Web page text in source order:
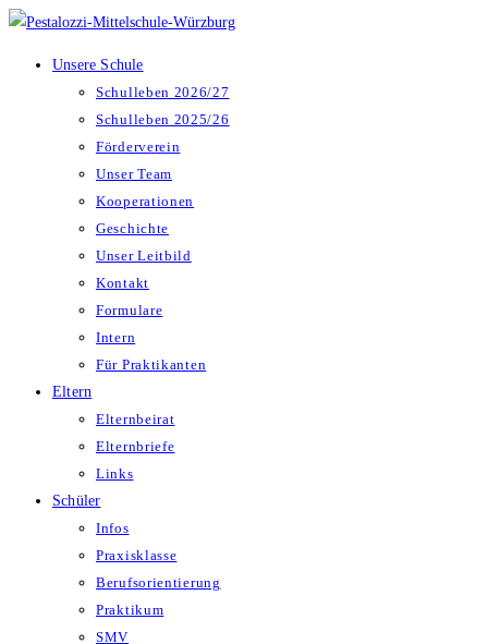
Zum
springen
Unsere Schule
Schulleben 2026/27
Schulleben 2025/26
Förderverein
Unser Team
Kooperationen
Geschichte
Unser Leitbild
Kontakt
Formulare
Intern
Für Praktikanten
Eltern
Elternbeirat
Elternbriefe
Links
Schüler
Infos
Praxisklasse
Berufsorientierung
Praktikum
SMV